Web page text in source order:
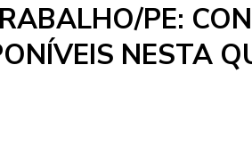
PE:
NESTA